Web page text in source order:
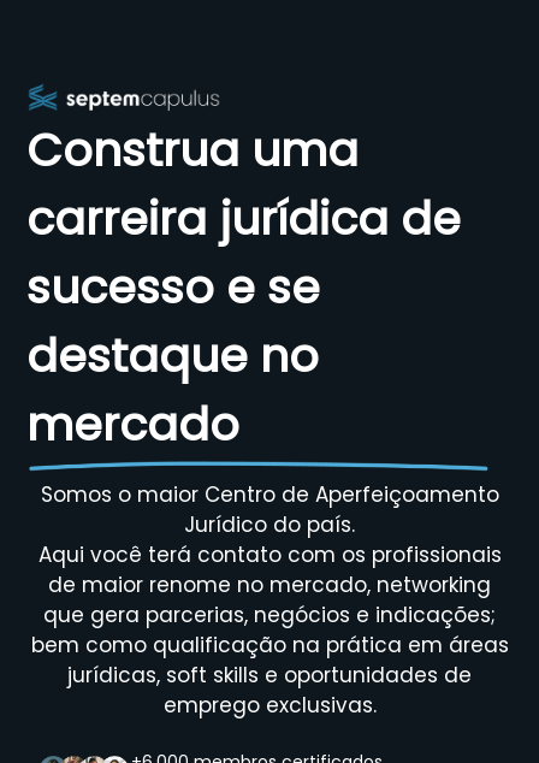
Construa uma
carreira jurídica de
sucesso e se
destaque no
mercado
Somos o maior Centro de Aperfeiçoamento
Jurídico do país.
Aqui você terá contato com os profissionais
de maior renome no mercado, networking
que gera parcerias, negócios e indicações;
bem como qualificação na prática em áreas
jurídicas, soft skills e oportunidades de
emprego exclusivas.